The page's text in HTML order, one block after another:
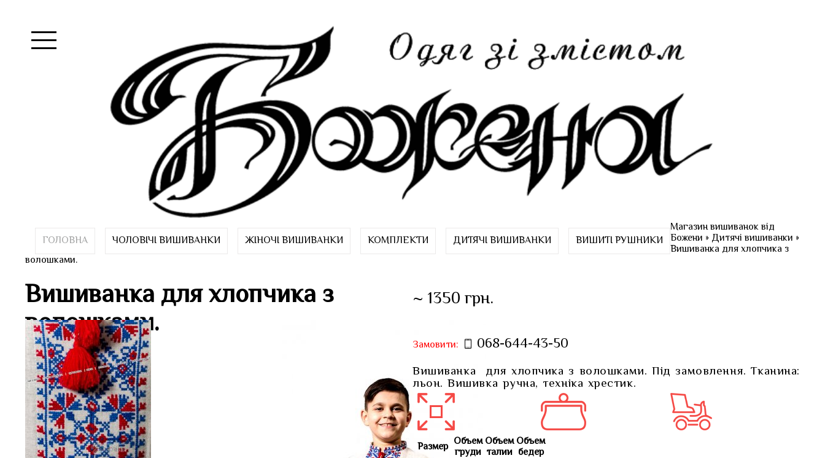
ГОЛОВНА ЧОЛОВІЧІ ВИШИВАНКИ ЖІНОЧІ ВИШИВАНКИ КОМПЛЕКТИ ДИТЯЧІ ВИШИВАНКИ ВИШИТІ РУШНИКИ
Магазин вишиванок від
Божени » Дитячі вишиванки »
Вишиванка для хлопчика з
волошками.
Вишиванка для хлопчика з
волошками.
~ 1350 грн.
Замовити: 068-644-43-50
Вишиванка для хлопчика з волошками. Під замовлення. Тканина:
льон. Вишивка ручна, техніка хрестик.
Размер Объем
груди
Объем
талии
Объем
бедер